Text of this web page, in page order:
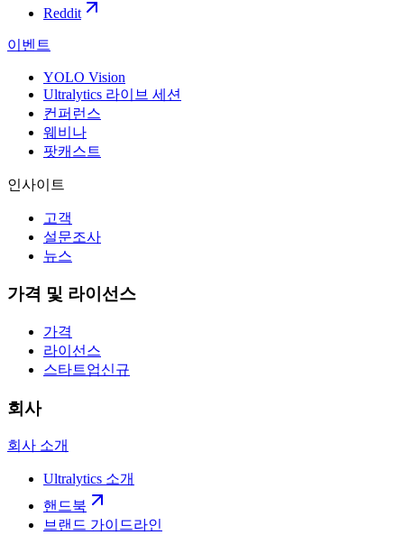
Reddit
이벤트
YOLO Vision
Ultralytics 라이브 세션
컨퍼런스
웨비나
팟캐스트
인사이트
고객
설문조사
뉴스
가격 및 라이선스
가격
라이선스
스타트업신규
회사
회사 소개
Ultralytics 소개
핸드북
브랜드 가이드라인